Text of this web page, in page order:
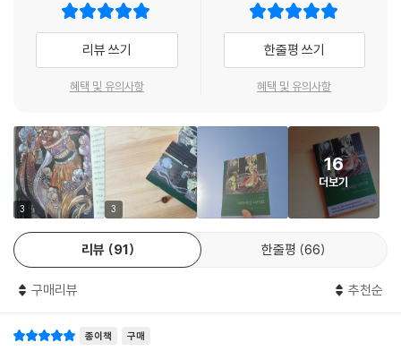
왕은 두반의 손에서 책을 낚아채가며 사형집행인에게 목을 치라 명령했다.
단칼에 잘린 머리는 큰 그릇 속으로 굴러떨어졌다. 그런데 머리가 책커버
위로 떨어지자마자 피가 멈추는 게 아닌가. 그리고 왕과 모든 구경꾼들에
게 놀랍게도 두 눈을 뜨더니 이렇게 말하는 것이었다.
--- 「벌을 받은 대신(大臣)에 관한 이야기」 중에서
그런데 해가 저물 무렵 갑자기 하늘이 짙은 구름으로 뒤덮인 듯이 캄캄해
지는 거야. 갑자기 주위가 어두워져서 깜짝 놀랐지. 하지만 그렇게 해를 가
리며 나를 향해 날아오는 거대한 새를 보고는 그보다 더 놀라고 말았어.
--- 「신밧드의 두 번째 항해 이야기」 중에서
아부 하산은 눈부신 물건들을 보고 놀라서 입을 다물 수가 없었으며 모든
거렸다. “나는 왕이야.” 하지만 자신의 처지를 떠올리며 이렇게 덧붙였다.
알라딘은 사실 중국인이었다? 익숙한 천일야화의 새로운 모습을 엿보다
아랍에서 1,001이라는 숫자는 영원함을 의미한다고 한다. 1,001일 동안 이
안 나이트』에서는 「알라딘과 요술램프」 등 제목은 익숙하지만 자세히는 몰
랐던 이야기들을 새롭게 접할 수 있다. 예를 들어, 중국 소년 알라딘이 어느
날 아프리카에서 온 마법사를 만나게 되면서 우리가 잘 아는 램프와 지니
의 이야기가 시작되는 식이다. 또 「신밧드의 모험」, 「알리바바와 40인의
도둑」과 같이 『아라비안 나이트』에서 가장 유명한 이야기 외에도 아메드
왕자와 페리 바누 요정 이야기, 목이 잘린 채로 폭군에게 복수한 의사 두반
의 이야기 등 낯설고 흥미로운 이야기들이 가득하다.
리뷰 쓰기
혜택 및 유의사항
한줄평 쓰기
혜택 및 유의사항
3 3
16
더보기
리뷰 91 한줄평 66
구매리뷰 추천순
종이책 구매